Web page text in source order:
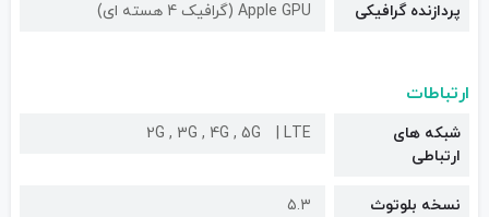
پردازنده گرافیکی Apple GPU (گرافیک 4 هسته ای)
ارتباطات
شبکه های
ارتباطی
2G , 3G , 4G , 5G LTE
نسخه بلوتوث ۵.۳